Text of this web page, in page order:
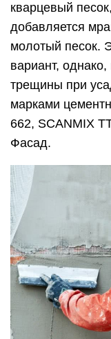
кварцевый
добавляется
молотый песок.
вариант,
трещины при
марками
662, SCANMIX
Фасад.